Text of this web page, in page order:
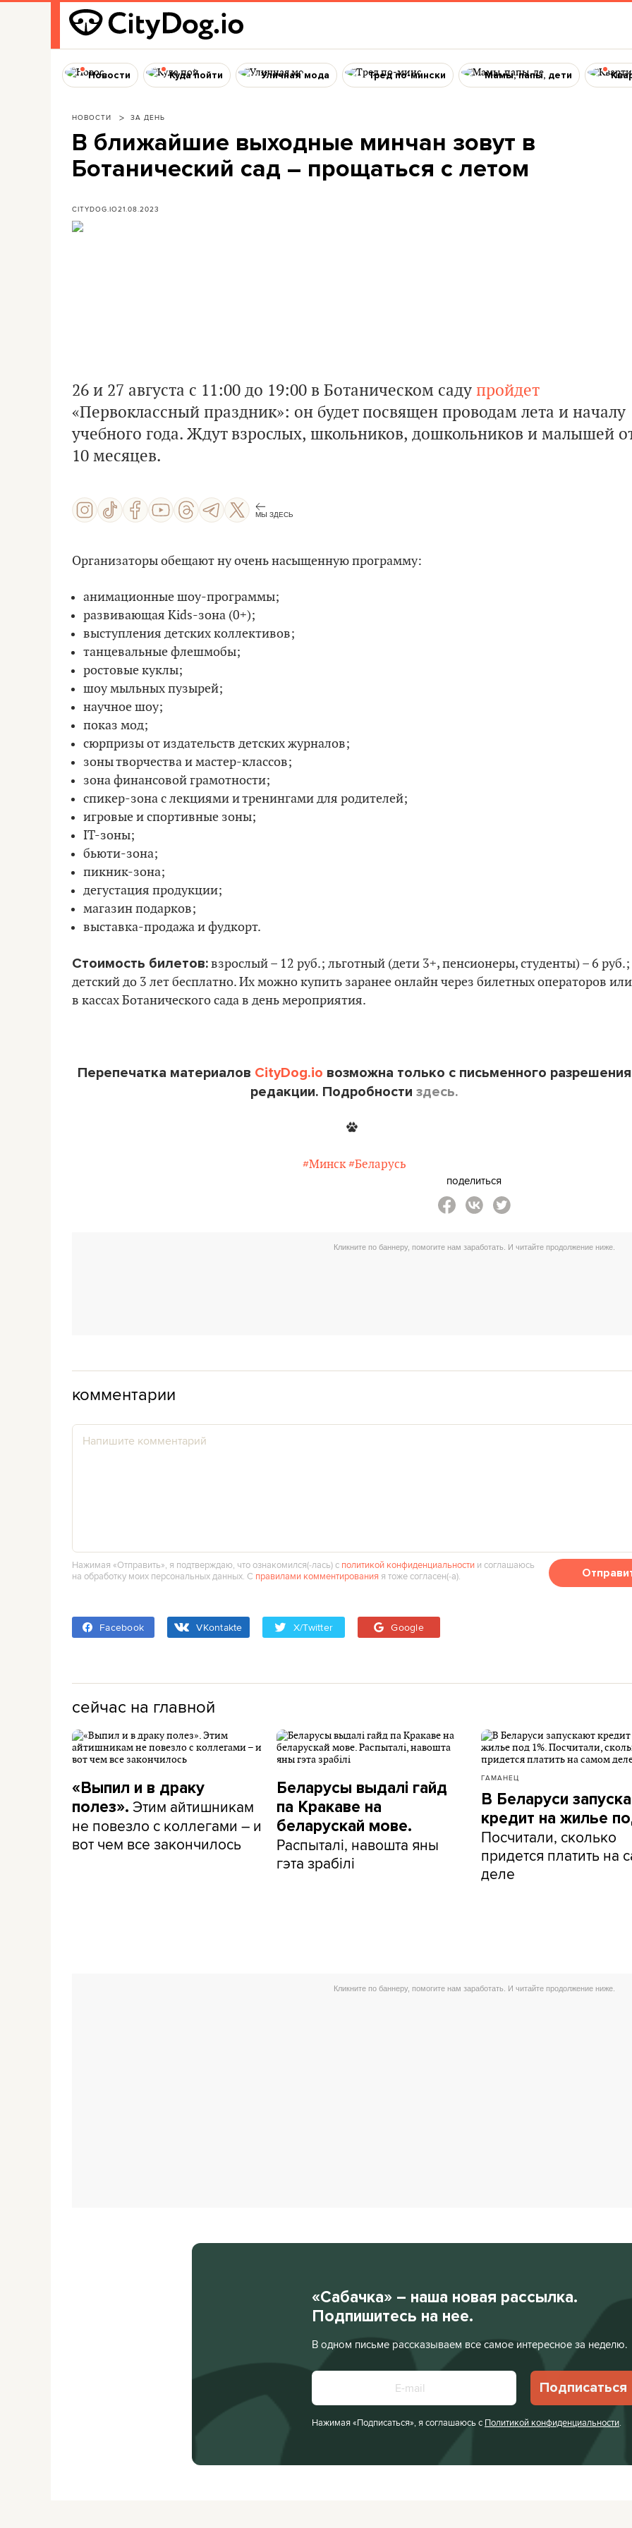
Новости Куда пойти Уличная мода Тред по-мински Мамы, папы, дети
НОВОСТИ ЗА ДЕНЬ
В ближайшие выходные минчан зовут в
Ботанический сад – прощаться с летом
CITYDOG.IO21.08.2023
26 и 27 августа с 11:00 до 19:00 в Ботаническом саду пройдет
«Первоклассный праздник»: он будет посвящен проводам лета и началу
учебного года. Ждут взрослых, школьников, дошкольников и малышей
10 месяцев.
МЫ ЗДЕСЬ
Организаторы обещают ну очень насыщенную программу:
анимационные шоу-программы;
развивающая Kids-зона (0+);
выступления детских коллективов;
танцевальные флешмобы;
ростовые куклы;
шоу мыльных пузырей;
научное шоу;
показ мод;
сюрпризы от издательств детских журналов;
зоны творчества и мастер-классов;
зона финансовой грамотности;
спикер-зона с лекциями и тренингами для родителей;
игровые и спортивные зоны;
IT-зоны;
бьюти-зона;
пикник-зона;
дегустация продукции;
магазин подарков;
выставка-продажа и фудкорт.
Стоимость билетов:взрослый – 12 руб.; льготный (дети 3+, пенсионеры, студенты) – 6 руб.;
детский до 3 лет бесплатно. Их можно купить заранее онлайн через билетных операторов или
в кассах Ботанического сада в день мероприятия.
Перепечатка материалов CityDog.io возможна только с письменного разрешения
редакции. Подробности здесь.
#Минск #Беларусь
поделиться
комментарии
Нажимая «Отправить», я подтверждаю, что ознакомился(‑лась) с политикой конфиденциальности и соглашаюсь
на обработку моих персональных данных. С правилами комментирования я тоже согласен(‑а).
Facebook VKontakte X/Twitter Google
сейчас на главной
«Выпил и в драку
полез». Этим айтишникам
не повезло с коллегами – и
вот чем все закончилось
Беларусы выдалі гайд
па Кракаве на
беларускай мове.
Распыталі, навошта яны
гэта зрабілі
ГАМАНЕЦ
В Беларуси
кредит на жилье
Посчитали, сколько
придется платить на
деле
«Сабачка» – наша новая рассылка.
Подпишитесь на нее.
В одном письме рассказываем все самое интересное за неделю.
Подписаться
Нажимая «Подписаться», я соглашаюсь с Политикой конфиденциальности.